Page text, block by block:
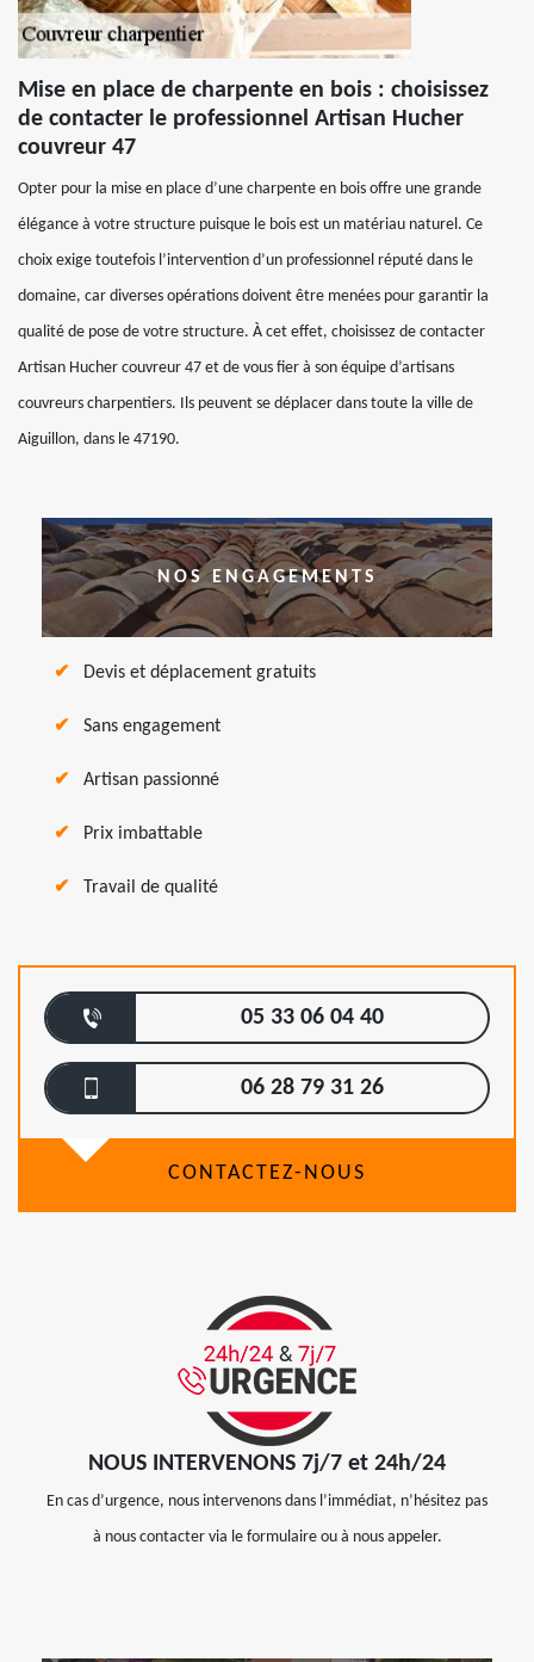
Mise en place de charpente en bois : choisissez
de contacter le professionnel Artisan Hucher
couvreur 47
Opter pour la mise en place d’une charpente en bois offre une grande
élégance à votre structure puisque le bois est un matériau naturel. Ce
choix exige toutefois l’intervention d’un professionnel réputé dans le
domaine, car diverses opérations doivent être menées pour garantir la
qualité de pose de votre structure. À cet effet, choisissez de contacter
Artisan Hucher couvreur 47 et de vous fier à son équipe d’artisans
couvreurs charpentiers. Ils peuvent se déplacer dans toute la ville de
Aiguillon, dans le 47190.
NOS ENGAGEMENTS
Devis et déplacement gratuits
Sans engagement
Artisan passionné
Prix imbattable
Travail de qualité
05 33 06 04 40
06 28 79 31 26
CONTACTEZ-NOUS
NOUS INTERVENONS 7j/7 et 24h/24
En cas d’urgence, nous intervenons dans l’immédiat, n’hésitez pas
à nous contacter via le formulaire ou à nous appeler.